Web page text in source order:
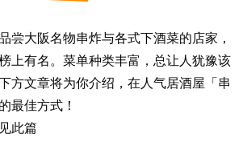
尝大阪名物串炸与各式下酒菜的店家，
上有名。菜单种类丰富，总让人犹豫该
文章将为你介绍，在人气居酒屋「串
最佳方式！
此篇